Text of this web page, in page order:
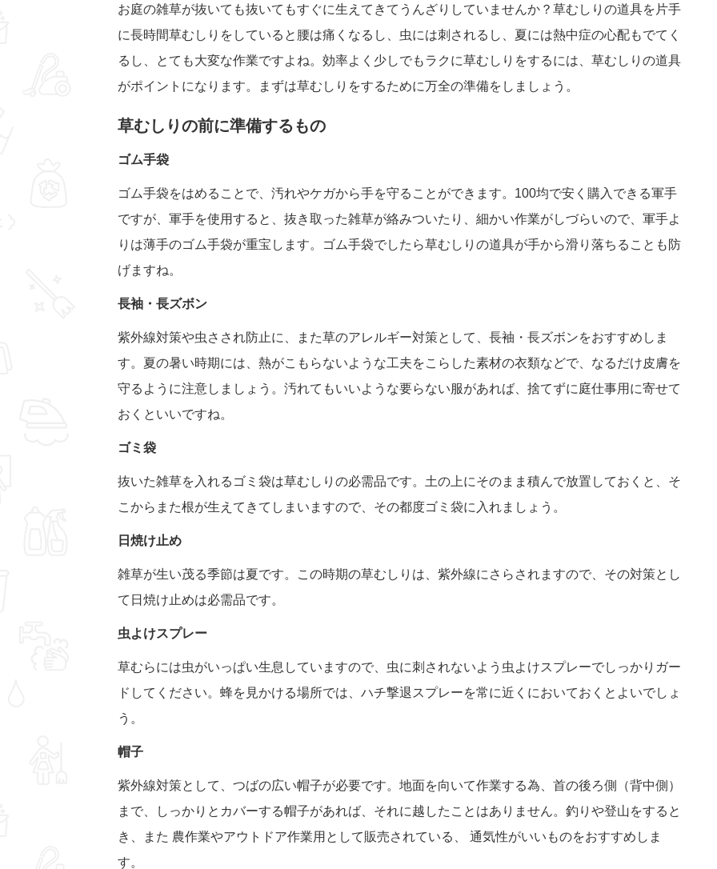
お庭の雑草が抜いても抜いてもすぐに生えてきてうんざりしていませんか？草むしりの道具を片手
に長時間草むしりをしていると腰は痛くなるし、虫には刺されるし、夏には熱中症の心配もでてく
るし、とても大変な作業ですよね。効率よく少しでもラクに草むしりをするには、草むしりの道具
がポイントになります。まずは草むしりをするために万全の準備をしましょう。
草むしりの前に準備するもの
ゴム手袋
ゴム手袋をはめることで、汚れやケガから手を守ることができます。100均で安く購入できる軍手
ですが、軍手を使用すると、抜き取った雑草が絡みついたり、細かい作業がしづらいので、軍手よ
りは薄手のゴム手袋が重宝します。ゴム手袋でしたら草むしりの道具が手から滑り落ちることも防
げますね。
長袖・長ズボン
紫外線対策や虫さされ防止に、また草のアレルギー対策として、長袖・長ズボンをおすすめしま
す。夏の暑い時期には、熱がこもらないような工夫をこらした素材の衣類などで、なるだけ皮膚を
守るように注意しましょう。汚れてもいいような要らない服があれば、捨てずに庭仕事用に寄せて
おくといいですね。
ゴミ袋
抜いた雑草を入れるゴミ袋は草むしりの必需品です。土の上にそのまま積んで放置しておくと、そ
こからまた根が生えてきてしまいますので、その都度ゴミ袋に入れましょう。
日焼け止め
雑草が生い茂る季節は夏です。この時期の草むしりは、紫外線にさらされますので、その対策とし
て日焼け止めは必需品です。
虫よけスプレー
草むらには虫がいっぱい生息していますので、虫に刺されないよう虫よけスプレーでしっかりガー
ドしてください。蜂を見かける場所では、ハチ撃退スプレーを常に近くにおいておくとよいでしょ
う。
帽子
紫外線対策として、つばの広い帽子が必要です。地面を向いて作業する為、首の後ろ側（背中側）
まで、しっかりとカバーする帽子があれば、それに越したことはありません。釣りや登山をすると
き、また 農作業やアウトドア作業用として販売されている、 通気性がいいものをおすすめしま
す。